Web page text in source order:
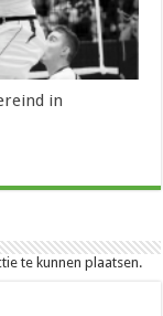
in
te kunnen plaatsen.